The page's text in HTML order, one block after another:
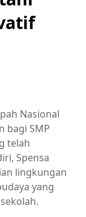
Nasional
bagi SMP
telah
Spensa
lingkungan
yang